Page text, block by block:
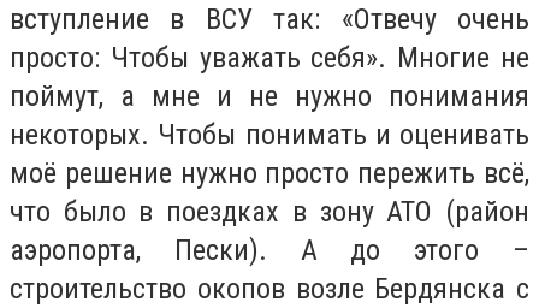
вступление в ВСУ так: «Отвечу очень
просто: Чтобы уважать себя». Многие не
поймут, а мне и не нужно понимания
некоторых. Чтобы понимать и оценивать
моё решение нужно просто пережить всё,
что было в поездках в зону АТО (район
аэропорта, Пески). А до этого –
строительство окопов возле Бердянска с